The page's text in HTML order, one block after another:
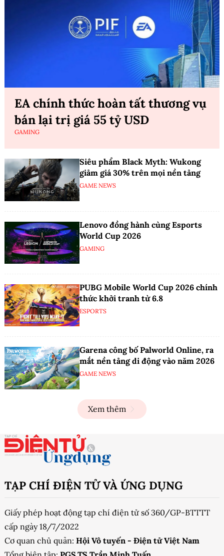
EA chính thức hoàn tất thương vụ
bán lại trị giá 55 tỷ USD
GAMING
Siêu phẩm Black Myth: Wukong
giảm giá 30% trên mọi nền tảng
GAME NEWS
Lenovo đồng hành cùng Esports
World Cup 2026
GAMING
PUBG Mobile World Cup 2026 chính
thức khởi tranh từ 6.8
ESPORTS
Garena công bố Palworld Online, ra
mắt nền tảng di động vào năm 2026
GAME NEWS
Xem thêm
TẠP CHÍ ĐIỆN TỬ VÀ ỨNG DỤNG
Giấy phép hoạt động tạp chí điện tử số 360/GP-BTTTT
cấp ngày 18/7/2022
Cơ quan chủ quản: Hội Vô tuyến - Điện tử Việt Nam